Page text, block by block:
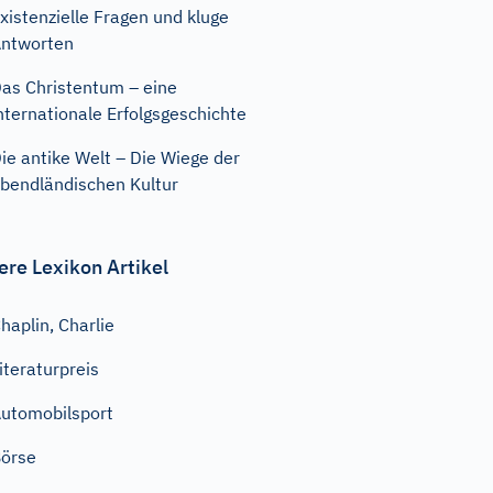
Fragen und kluge
Christentum – eine
Erfolgsgeschichte
antike Welt – Die Wiege der
Kultur
Lexikon Artikel
Charlie